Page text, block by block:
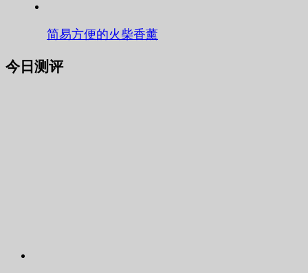
简易方便的火柴香薰
今日测评